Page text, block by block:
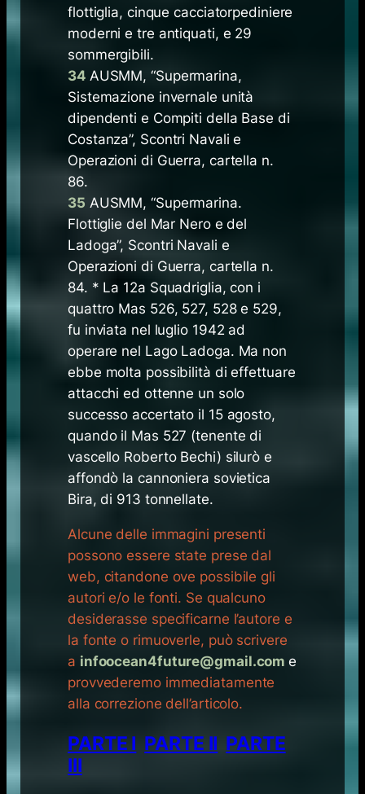
flottiglia, cinque cacciatorpediniere
moderni e tre antiquati, e 29
sommergibili.
34 AUSMM, “Supermarina,
Sistemazione invernale unità
dipendenti e Compiti della Base di
Costanza”, Scontri Navali e
Operazioni di Guerra, cartella n.
86.
35 AUSMM, “Supermarina.
Flottiglie del Mar Nero e del
Ladoga”, Scontri Navali e
Operazioni di Guerra, cartella n.
84. * La 12a Squadriglia, con i
quattro Mas 526, 527, 528 e 529,
fu inviata nel luglio 1942 ad
operare nel Lago Ladoga. Ma non
ebbe molta possibilità di effettuare
attacchi ed ottenne un solo
successo accertato il 15 agosto,
quando il Mas 527 (tenente di
vascello Roberto Bechi) silurò e
affondò la cannoniera sovietica
Bira, di 913 tonnellate.
Alcune delle immagini presenti
possono essere state prese dal
web, citandone ove possibile gli
autori e/o le fonti. Se qualcuno
desiderasse specificarne l’autore e
la fonte o rimuoverle, può scrivere
a infoocean4future@gmail.come
provvederemo immediatamente
alla correzione dell’articolo.
PARTE I PARTE II PARTE
III